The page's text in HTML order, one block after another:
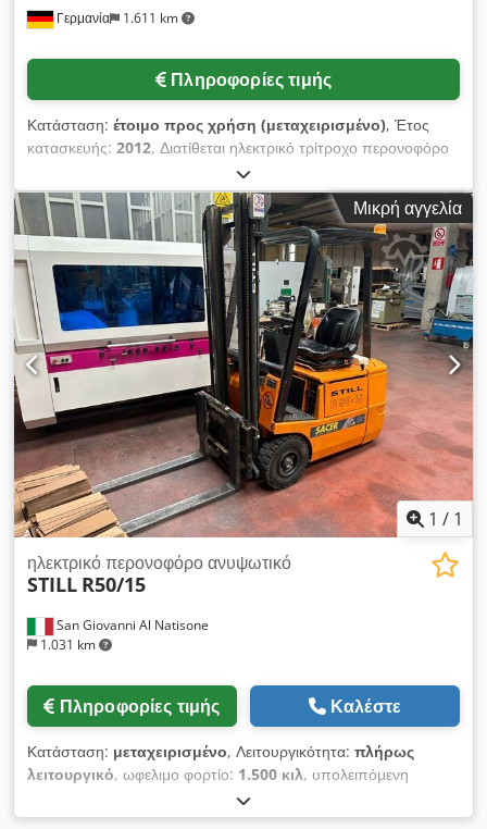
Γερμανία 1.611 km
Πληροφορίες τιμής
Κατάσταση: έτοιμο προς χρήση (μεταχειρισμένο), Έτος
κατασκευής: 2012, Διατίθεται ηλεκτρικό τρίτροχο περονοφόρο
ανυψωτικό της Linde. Ονομαστική χωρητικότητα: 1200kg,
τύπος κίνησης: ηλεκτρική, τάση μπαταρίας: 24V, ονομαστική
χωρητικότητα: 575Ah-625Ah, ύψος ανύψωσης: 3150mm,
ελεύθερη ανύψωση: 150mm. Διαστάσεις X/Y/Z: περίπου
2600mm/1100mm/2100mm, ακτίνα στροφής: 1350mm,
βάρος: περίπου 2400kg, ώρες λειτουργίας: 954g. Διαθέσιμη
τεκμηρίωση. Dwjdpfx Ahstt Slnspea
Μικρή αγγελία
1 / 1
San Giovanni Al Natisone
1.031 km
ηλεκτρικό περονοφόρο ανυψωτικό
STILL R50/15
Πληροφορίες τιμής Καλέστε
Κατάσταση: μεταχειρισμένο, Λειτουργικότητα: πλήρως
λειτουργικό, ωφελιμο φορτίο: 1.500 κιλ, υπολειπόμενη
100 ποσοστό
Σήμανση CE, ΗΛΕΚΤΡΙΚΟ ΠΕΡΟΝΟΦΟΡΟ STILL ΜΟΝΤ.